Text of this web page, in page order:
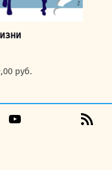
руб..
руб.